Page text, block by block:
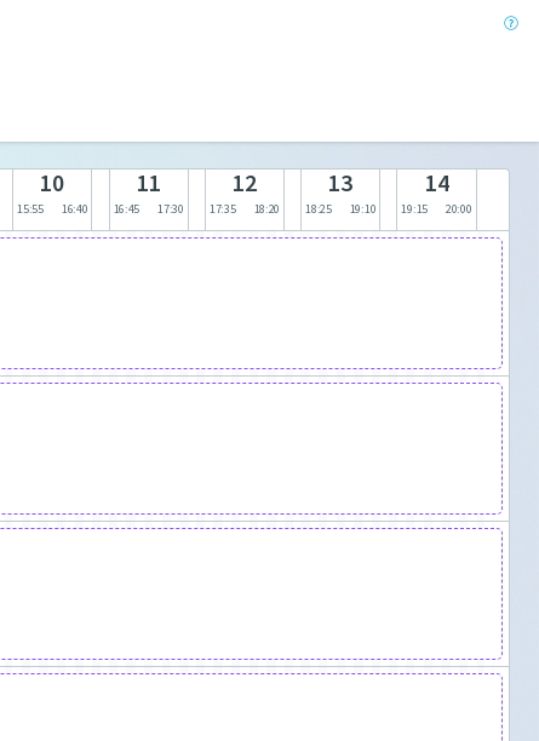
10
15:55 16:40
11
16:45 17:30
12
17:35 18:20
13
18:25 19:10
14
19:15 20:00